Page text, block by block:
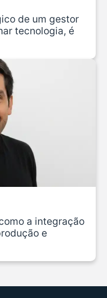
de um gestor
tecnologia, é
a integração
e